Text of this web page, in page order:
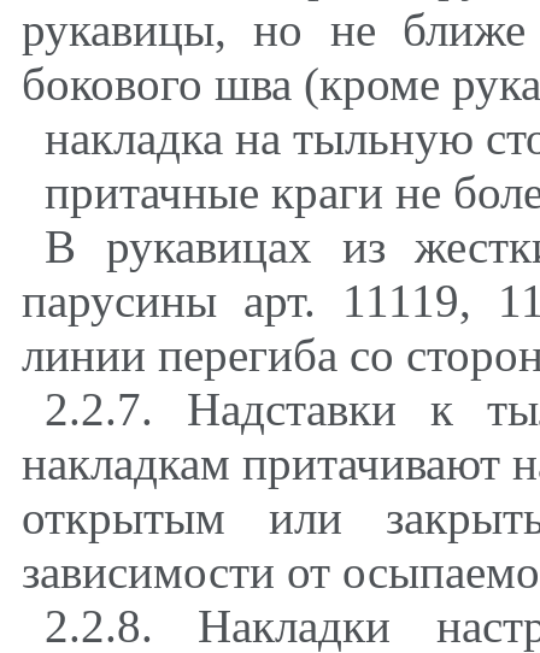
рукавицы, но не
бокового шва (кроме
накладка на тыльную
притачные краги не
В рукавицах из
парусины арт. 11119,
линии перегиба со
2.2.7. Надставки к
накладкам притачивают
открытым или
зависимости от
2.2.8. Накладки